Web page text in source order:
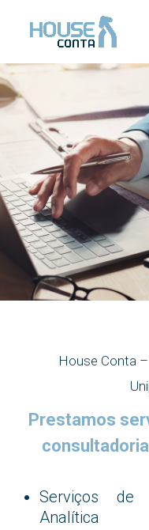
House Conta
Prestamos
Serviços de
Analítica